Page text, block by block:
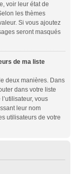
voir leur état de
les thèmes
Si vous ajoutez
seront masqués
de ma liste
deux manières. Dans
dans votre liste
vous
leur nom
utilisateurs de votre